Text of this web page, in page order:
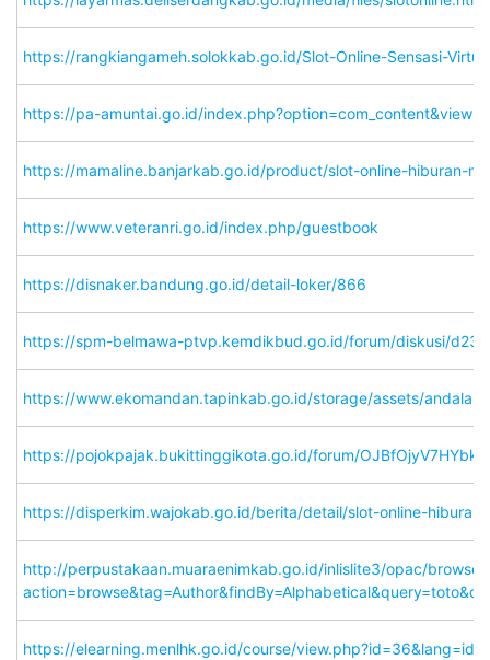
https://rangkiangameh.solokkab.go.id/Slot-Online-Sensasi-
https://pa-amuntai.go.id/
https://mamaline.banjarkab.go.id/product/slot-online-hiburan-
https://www.veteranri.go.id/index.php/guestbook
https://disnaker.bandung.go.id/detail-loker/866
https://spm-belmawa-ptvp.kemdikbud.go.id/forum/diskusi/
https://www.ekomandan.tapinkab.go.id/storage/assets/
https://pojokpajak.bukittinggikota.go.id/forum/
https://disperkim.wajokab.go.id/berita/detail/slot-online-
http://perpustakaan.muaraenimkab.go.id/inlislite3/opac/browse?
https://elearning.menlhk.go.id/course/view.php?id=36&lang=id